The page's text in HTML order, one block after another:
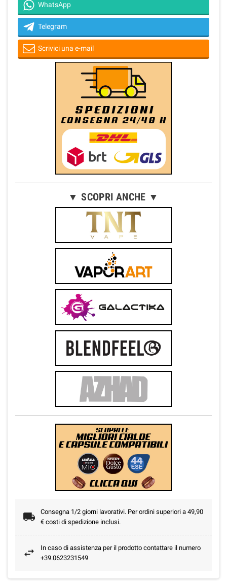
WhatsApp
Telegram
Scrivici una e-mail
▼ SCOPRI ANCHE ▼
Consegna 1/2 giorni lavorativi. Per ordini superiori a 49,90
€ costi di spedizione inclusi.
In caso di assistenza per il prodotto contattare il numero
+39.0623231549